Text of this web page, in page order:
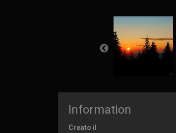
Information
Creato il